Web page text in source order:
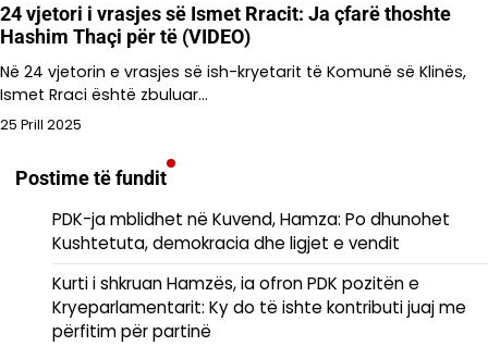
24 vjetori i vrasjes së Ismet Rracit: Ja çfarë thoshte
Hashim Thaçi për të (VIDEO)
Në 24 vjetorin e vrasjes së ish-kryetarit të Komunë së Klinës,
Ismet Rraci është zbuluar…
25 Prill 2025
Postime të fundit
PDK-ja mblidhet në Kuvend, Hamza: Po dhunohet
Kushtetuta, demokracia dhe ligjet e vendit
Kurti i shkruan Hamzës, ia ofron PDK pozitën e
Kryeparlamentarit: Ky do të ishte kontributi juaj me
përfitim për partinë